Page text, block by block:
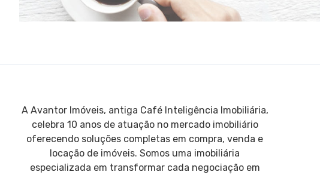
A Avantor Imóveis, antiga Café Inteligência Imobiliária,
celebra 10 anos de atuação no mercado imobiliário
oferecendo soluções completas em compra, venda e
locação de imóveis. Somos uma imobiliária
especializada em transformar cada negociação em